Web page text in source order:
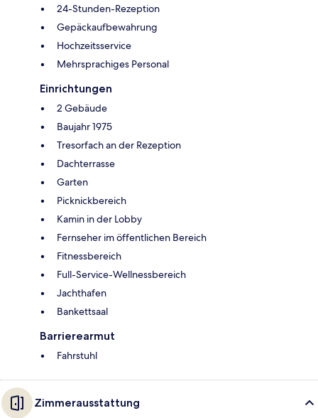
24-Stunden-Rezeption
Gepäckaufbewahrung
Hochzeitsservice
Mehrsprachiges Personal
Einrichtungen
2 Gebäude
Baujahr 1975
Tresorfach an der Rezeption
Dachterrasse
Garten
Picknickbereich
Kamin in der Lobby
Fernseher im öffentlichen Bereich
Fitnessbereich
Full-Service-Wellnessbereich
Jachthafen
Bankettsaal
Barrierearmut
Fahrstuhl
Zimmerausstattung